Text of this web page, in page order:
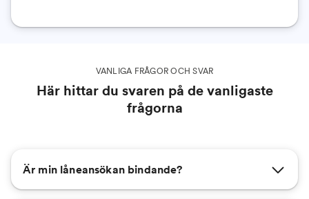
VANLIGA FRÅGOR OCH SVAR
Här hittar du svaren på de vanligaste
frågorna
Är min låneansökan bindande?